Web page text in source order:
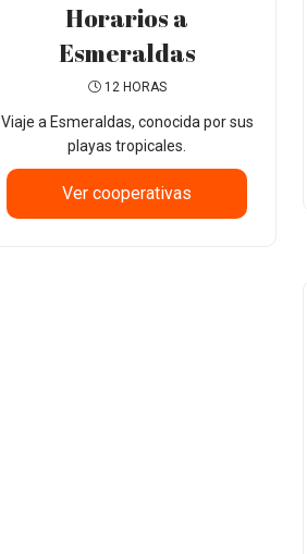
Horarios a
Esmeraldas
12 HORAS
Viaje a Esmeraldas, conocida por sus
playas tropicales.
Ver cooperativas